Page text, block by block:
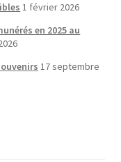
1 février 2026
en 2025 au
17 septembre